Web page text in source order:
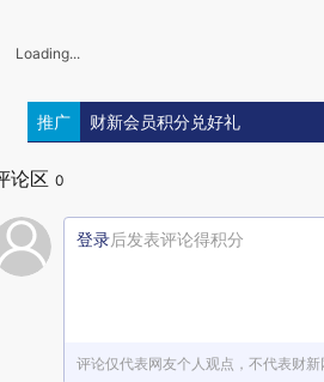
Loading...
推广 财新会员积分兑好礼
论区 0
登录后发表评论得积分
评论仅代表网友个人观点，不代表财新